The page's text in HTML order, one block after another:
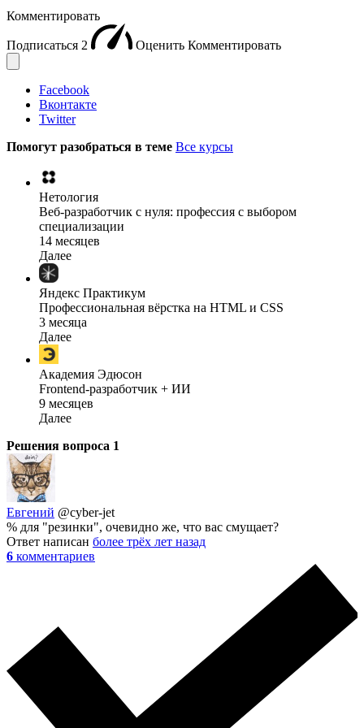
Комментировать
Подписаться 2 Оценить Комментировать
Facebook
Вконтакте
Twitter
Помогут разобраться в теме Все курсы
Нетология
Веб-разработчик с нуля: профессия с выбором
специализации
14 месяцев
Далее
Яндекс Практикум
Профессиональная вёрстка на HTML и CSS
3 месяца
Далее
Академия Эдюсон
Frontend-разработчик + ИИ
9 месяцев
Далее
Решения вопроса 1
Евгений @cyber-jet
% для "резинки", очевидно же, что вас смущает?
Ответ написан более трёх лет назад
6 комментариев